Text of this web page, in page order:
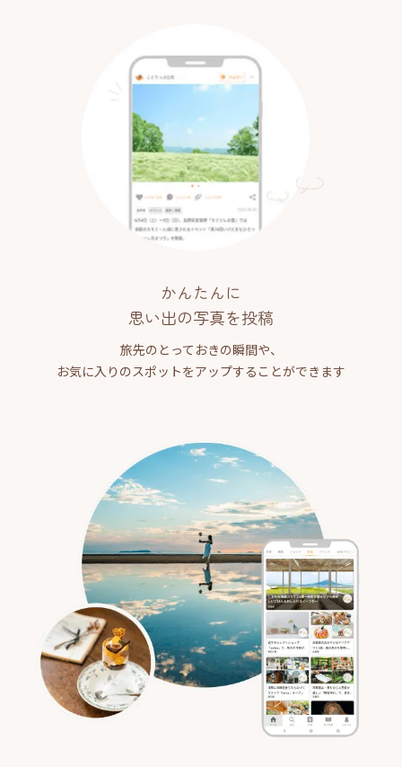
かんたんに
思い出の写真を投稿
旅先のとっておきの瞬間や、
お気に入りのスポットをアップすることができます